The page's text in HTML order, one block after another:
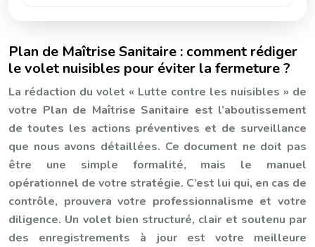
Plan de Maîtrise Sanitaire : comment rédiger
le volet nuisibles pour éviter la fermeture ?
La rédaction du volet « Lutte contre les nuisibles » de
votre Plan de Maîtrise Sanitaire est l’aboutissement
de toutes les actions préventives et de surveillance
que nous avons détaillées. Ce document ne doit pas
être une simple formalité, mais le manuel
opérationnel de votre stratégie. C’est lui qui, en cas de
contrôle, prouvera votre professionnalisme et votre
diligence. Un volet bien structuré, clair et soutenu par
des enregistrements à jour est votre meilleure